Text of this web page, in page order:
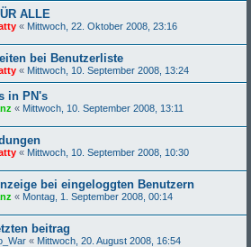
ALLE
« Mittwoch, 22. Oktober 2008, 23:16
bei Benutzerliste
« Mittwoch, 10. September 2008, 13:24
in PN's
« Mittwoch, 10. September 2008, 13:11
« Mittwoch, 10. September 2008, 10:30
bei eingeloggten Benutzern
« Montag, 1. September 2008, 00:14
beitrag
« Mittwoch, 20. August 2008, 16:54